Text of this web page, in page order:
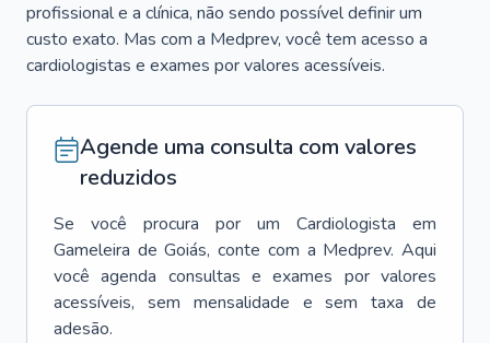
profissional e a clínica, não sendo possível definir um
custo exato. Mas com a Medprev, você tem acesso a
cardiologistas e exames por valores acessíveis.
Agende uma consulta com valores
reduzidos
Se você procura por um Cardiologista
em
Gameleira de Goiás, conte com a Medprev. Aqui
você agenda consultas e exames por valores
acessíveis, sem mensalidade e sem taxa de
adesão.